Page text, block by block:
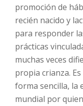
promoción de
recién nacido y
para responder
prácticas
muchas veces
propia crianza.
forma sencilla, la
mundial por